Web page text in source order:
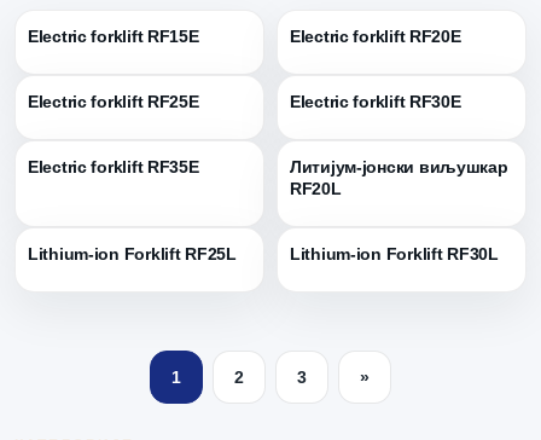
Electric forklift RF15E Electric forklift RF20E
Electric forklift RF25E Electric forklift RF30E
Electric forklift RF35E
Литијум-јонски виљушкар
RF20L
Lithium-ion Forklift RF25L Lithium-ion Forklift RF30L
1 2 3 »